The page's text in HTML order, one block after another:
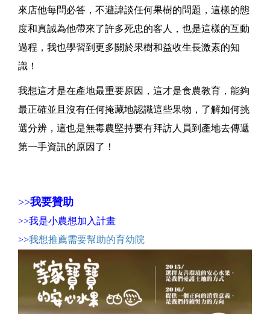
來店他每問必答，不避諱談任何果樹的問題，這樣的態
度和真誠為他帶來了許多死忠的客人，也是這樣的互動
過程，我也學習到更多關於果樹和益收生長激素的知
識！
我想這才是在產地最重要原因，這才是食農教育，能夠
最正確並且沒有任何掩藏地認識這些果物，了解如何挑
選分辨，這也是無毒農堅持要有拜訪人員到產地去傳遞
第一手資訊的原因了！
>>我要贊助
>>我是小農想加入計畫
>>我想推薦需要幫助的育幼院